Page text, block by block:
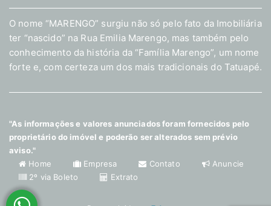
O nome “MARENGO” surgiu não só pelo fato da Imobiliária
ter “nascido” na Rua Emilia Marengo, mas também pelo
conhecimento da história da “Família Marengo”, um nome
forte e, com certeza um dos mais tradicionais do Tatuapé.
"As informações e valores anunciados foram fornecidos pelo
proprietário do imóvel e poderão ser alterados sem prévio
aviso."
Home
Empresa Contato
Anuncie
2º via Boleto
Extrato